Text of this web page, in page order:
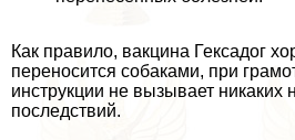
Как правило, вакцина Гексадог
переносится собаками, при
инструкции не вызывает никаких
последствий.